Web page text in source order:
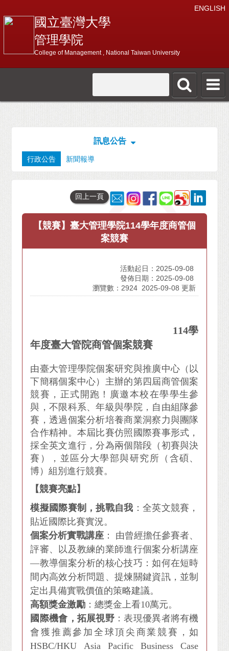
ENGLISH
國立臺灣大學
管理學院
College of Management , National Taiwan University
訊息公告
行政公告 新聞報導
回上一頁
【競賽】臺大管理學院114學年度商管個
案競賽
活動起日：2025-09-08
發佈日期：2025-09-08
瀏覽數：2924 2025-09-08 更新
114學
年度臺大管院商管個案競賽
由臺大管理學院個案研究與推廣中心（以
下簡稱個案中心）主辦的第四屆商管個案
競賽，正式開跑！廣邀本校在學學生參
與，不限科系、年級與學院，自由組隊參
賽，透過個案分析培養商業洞察力與團隊
合作精神。本屆比賽仿照國際賽事形式，
採全英文進行，分為兩個階段（初賽與決
賽），並區分大學部與研究所（含碩、
博）組別進行競賽。
【競賽亮點】
模擬國際賽制，挑戰自我 ：全英文競賽，
貼近國際比賽實況。
個案分析實戰講座 ： 由曾經擔任參賽者、
評審、以及教練的業師進行個案分析講座
—教導個案分析的核心技巧：如何在短時
間內高效分析問題、提煉關鍵資訊，並制
定出具備實戰價值的策略建議。
高額獎金激勵 ：總獎金上看10萬元。
國際機會，拓展視野 ：表現優異者將有機
會獲推薦參加全球頂尖商業競賽，如
HSBC/HKU Asia Pacific Business Case